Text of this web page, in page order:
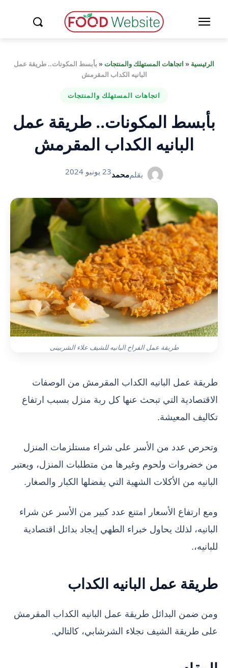
الرئيسية « اتجاهات المستهلك والمنتجات« بأبسط المكونات.. طريقة عمل
البانيه الكداب المقرمش
اتجاهات المستهلك والمنتجات
بأبسط المكونات.. طريقة عمل
البانيه الكداب المقرمش
بقلممحمد23 يونيو 2024
طريقة عمل الفراخ البانيه للشيف علاء الشربينى
طريقة عمل البانيه الكداب المقرمش من الوصفات
الاقتصادية التي تبحث عنها كل ربة منزل بسبب ارتفاع
تكاليف المعيشة.
وتحرص عدد من الأسر على شراء مستلزمات المنزل
من خضروات ولحوم وغيرها من متطلبات المنزل، ويعتبر
البانيه من الأكلات الشهية التي يفضلها الكبار والصغار.
ومع ارتفاع الأسعار امتنع عدد كبير من الأسر عن شراء
البانيه، لذلك يحاول خبراء الطهي إيجاد بدائل اقتصادية
للبانيه،.
طريقة عمل البانيه الكداب
ومن ضمن البدائل طريقة عمل البانيه الكداب المقرمش
على طريقة الشيف نجلاء الشرشابي، كالتالي.